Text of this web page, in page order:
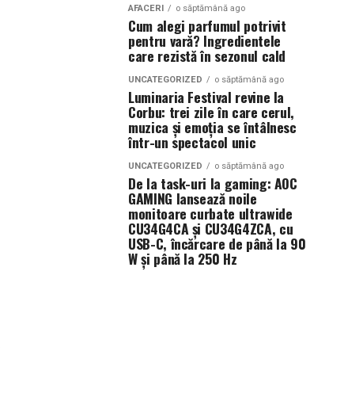
AFACERI o săptămână ago
Cum alegi parfumul potrivit
pentru vară? Ingredientele
care rezistă în sezonul cald
UNCATEGORIZED o săptămână ago
Luminaria Festival revine la
Corbu: trei zile în care cerul,
muzica și emoția se întâlnesc
într-un spectacol unic
UNCATEGORIZED o săptămână ago
De la task-uri la gaming: AOC
GAMING lansează noile
monitoare curbate ultrawide
CU34G4CA și CU34G4ZCA, cu
USB-C, încărcare de până la 90
W și până la 250 Hz